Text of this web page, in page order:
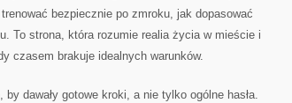
bezpiecznie po zmroku, jak dopasować
To strona, która rozumie realia życia w mieście i
czasem brakuje idealnych warunków.
dawały gotowe kroki, a nie tylko ogólne hasła.